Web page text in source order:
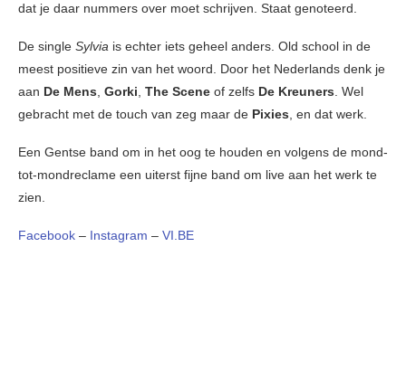
dat je daar nummers over moet schrijven. Staat genoteerd.
De single Sylvia is echter iets geheel anders. Old school in de
meest positieve zin van het woord. Door het Nederlands denk je
aan De Mens, Gorki, The Scene of zelfs De Kreuners. Wel
gebracht met de touch van zeg maar de Pixies, en dat werk.
Een Gentse band om in het oog te houden en volgens de mond-
tot-mondreclame een uiterst fijne band om live aan het werk te
zien.
Facebook – Instagram – VI.BE